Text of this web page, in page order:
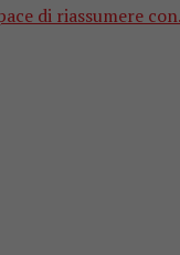
di riassumere